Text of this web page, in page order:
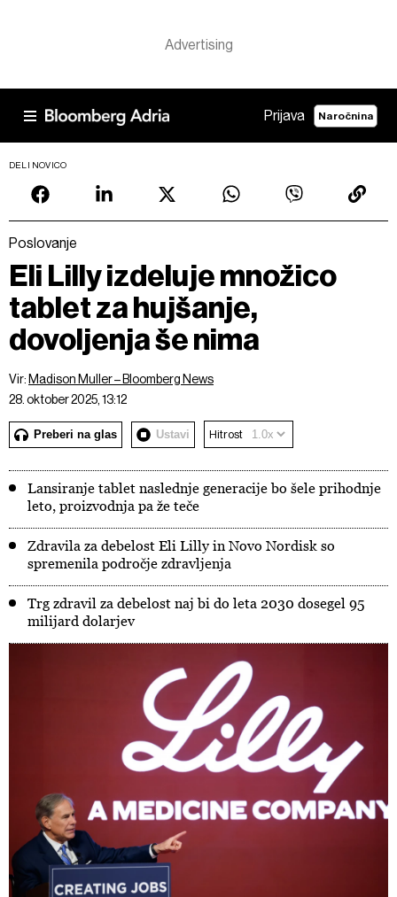
Prijava Naročnina
DELI NOVICO
Poslovanje
Eli Lilly izdeluje množico
tablet za hujšanje,
dovoljenja še nima
Vir: Madison Muller – Bloomberg News
28. oktober 2025, 13:12
Preberi na glas Ustavi Hitrost
Lansiranje tablet naslednje generacije bo šele prihodnje
leto, proizvodnja pa že teče
Zdravila za debelost Eli Lilly in Novo Nordisk so
spremenila področje zdravljenja
Trg zdravil za debelost naj bi do leta 2030 dosegel 95
milijard dolarjev